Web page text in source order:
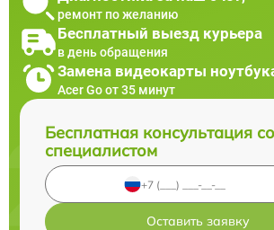
ремонт по желанию
Бесплатный выезд курьера
в день обращения
Замена видеокарты
Acer Go от 35 минут
Бесплатная консультация со
специалистом
Оставить заявку